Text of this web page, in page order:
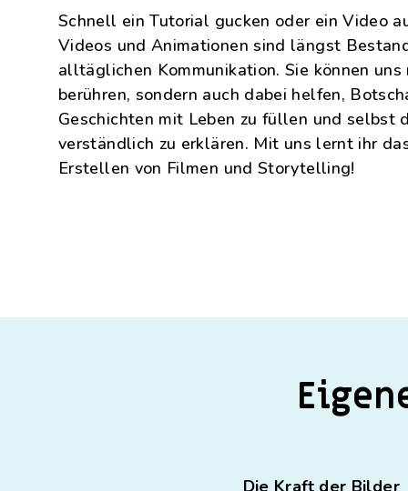
Online-Meetups für Lehrkräfte
Unser Programm für Schulen
Schulen
TüftelLab München
TüftelLab Hamburg
Alle Standorte
TüftelAnsatz
Regeln im Umgang miteinander
mehr über Junge Tüftler
Schnell ein Tutorial gucken oder ein Video
Videos und Animationen sind längst
alltäglichen Kommunikation. Sie können
berühren, sondern auch dabei helfen,
Geschichten mit Leben zu füllen und selbst
verständlich zu erklären. Mit uns lernt ihr
Erstellen von Filmen und Storytelling!
Die Kraft der Bilder